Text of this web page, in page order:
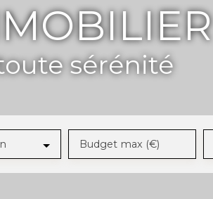
sérénité
Budget max (€)